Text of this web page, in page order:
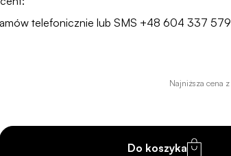
telefonicznie lub SMS +48 604 337 579
Najniższa cena
Do koszyka